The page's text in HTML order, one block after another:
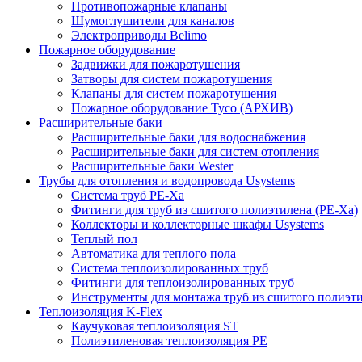
Противопожарные клапаны
Шумоглушители для каналов
Электроприводы Belimo
Пожарное оборудование
Задвижки для пожаротушения
Затворы для систем пожаротушения
Клапаны для систем пожаротушения
Пожарное оборудование Tyco (АРХИВ)
Расширительные баки
Расширительные баки для водоснабжения
Расширительные баки для систем отопления
Расширительные баки Wester
Трубы для отопления и водопровода Usystems
Система труб PE-Xa
Фитинги для труб из сшитого полиэтилена (PE-Xa)
Коллекторы и коллекторные шкафы Usystems
Теплый пол
Автоматика для теплого пола
Система теплоизолированных труб
Фитинги для теплоизолированных труб
Инструменты для монтажа труб из сшитого
Теплоизоляция K-Flex
Каучуковая теплоизоляция ST
Полиэтиленовая теплоизоляция PE